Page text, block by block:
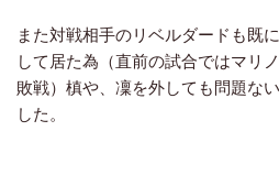
また対戦相手のリベルダードも既
して居た為（直前の試合ではマリ
敗戦）槙や、凜を外しても問題な
した。